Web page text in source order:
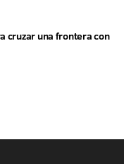
cruzar una frontera con